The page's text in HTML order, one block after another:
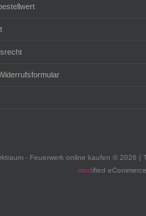
- Feuerwerk online kaufen © 2026 |
modified